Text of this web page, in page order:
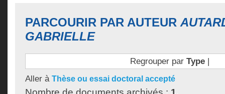
PARCOURIR PAR AUTEUR
GABRIELLE
Regrouper par Type|
Aller à Thèse ou essai doctoral accepté